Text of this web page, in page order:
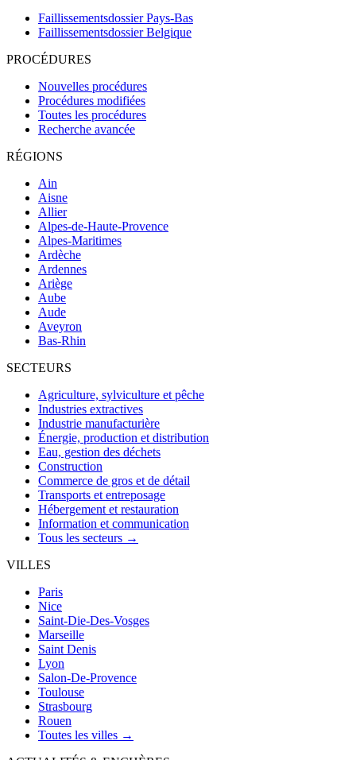
Faillissementsdossier Pays-Bas
Faillissementsdossier Belgique
PROCÉDURES
Nouvelles procédures
Procédures modifiées
Toutes les procédures
Recherche avancée
RÉGIONS
Ain
Aisne
Allier
Alpes-de-Haute-Provence
Alpes-Maritimes
Ardèche
Ardennes
Ariège
Aube
Aude
Aveyron
Bas-Rhin
SECTEURS
Agriculture, sylviculture et pêche
Industries extractives
Industrie manufacturière
Énergie, production et distribution
Eau, gestion des déchets
Construction
Commerce de gros et de détail
Transports et entreposage
Hébergement et restauration
Information et communication
Tous les secteurs →
VILLES
Paris
Nice
Saint-Die-Des-Vosges
Marseille
Saint Denis
Lyon
Salon-De-Provence
Toulouse
Strasbourg
Rouen
Toutes les villes →